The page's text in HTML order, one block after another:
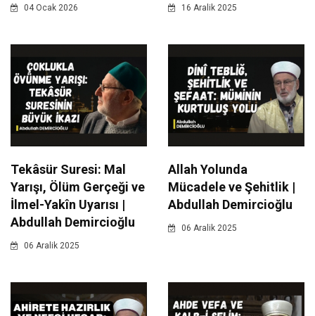
04 Ocak 2026 16 Aralik 2025
Tekâsür Suresi: Mal
Yarışı, Ölüm Gerçeği ve
İlmel-Yakîn Uyarısı |
Abdullah Demircioğlu
06 Aralik 2025
Allah Yolunda
Mücadele ve Şehitlik |
Abdullah Demircioğlu
06 Aralik 2025